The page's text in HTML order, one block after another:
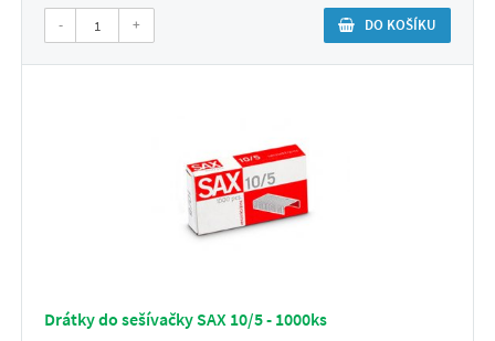
- + DO KOŠÍKU
Drátky do sešívačky SAX 10/5 - 1000ks